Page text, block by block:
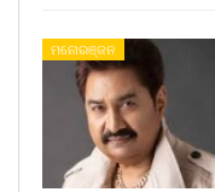
ମନୋରଞ୍ଜନ